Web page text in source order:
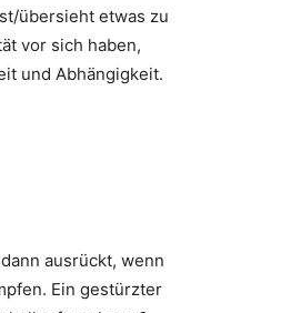
übersieht etwas zu
vor sich haben,
und Abhängigkeit.
ausrückt, wenn
Ein gestürzter